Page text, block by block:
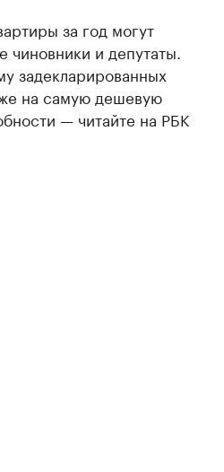
за год могут
чиновники и депутаты.
задекларированных
на самую дешевую
— читайте на РБК